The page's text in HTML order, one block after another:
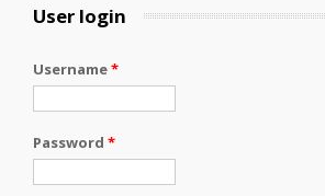
User login
Username*
Password *